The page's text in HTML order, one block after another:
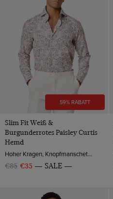
Burgunderrot
Creme
Gelb
Grau
Grün
Marineblau
Schwarz
Weinrot
Weiß
PaisleyProdukte ansehen
59% RABATT
Slim Fit Weiß &
Burgunderrotes Paisley Curtis
Hemd
Hoher Kragen, Knopfmanschette, Baumwolle
€85 €35 SALE